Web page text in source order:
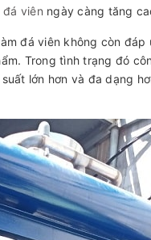
đá viên ngày càng tăng
đá viên không còn
Trong tình trạng đó
lớn hơn và đa dạng